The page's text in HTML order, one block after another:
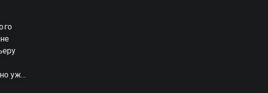
уже